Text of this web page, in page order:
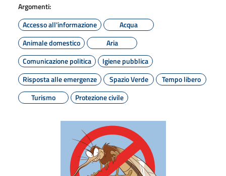
Argomenti:
Accesso all'informazione
Acqua
Animale domestico
Aria
Comunicazione politica
Igiene pubblica
Risposta alle emergenze
Spazio Verde
Tempo libero
Turismo
Protezione civile